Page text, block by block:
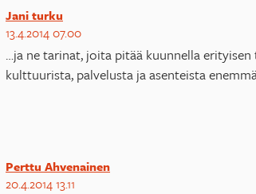
Jani turku
13.4.2014 07.00
…ja ne tarinat, joita pitää kuunnella
kulttuurista, palvelusta ja asenteista
Perttu Ahvenainen
20.4.2014 13.11